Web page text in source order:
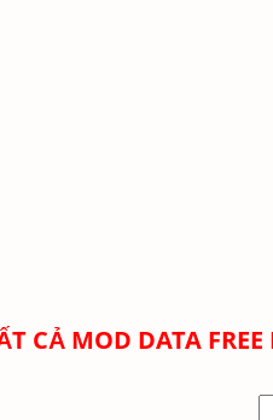
CẢ MOD DATA